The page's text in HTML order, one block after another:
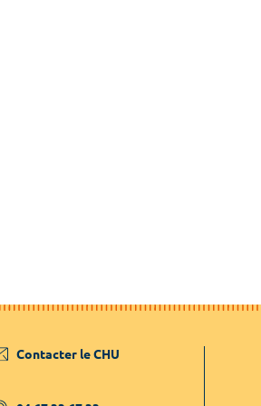
Contacter le CHU